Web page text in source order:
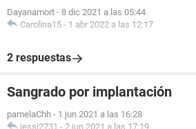
Dayanamort - 8 dic 2021 a las 05:44
Carolina15 - 1 abr 2022 a las 12:17
2 respuestas
Sangrado por implantación
pamelaChh - 1 jun 2021 a las 16:28
jessi2731 - 2 jun 2021 a las 17:19